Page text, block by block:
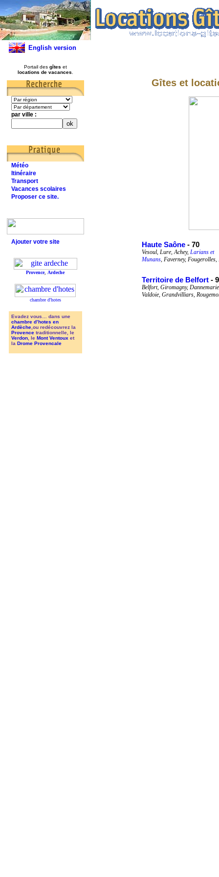
English version
Portail des gîtes et
locations de vacances
par ville :
Météo
Itinéraire
Transport
Vacances scolaires
Proposer ce site.
Ajouter votre site
Provence, Ardeche
chambre d'hotes
Evadez vous… dans une
chambre d’hotes en
Ardèche,ou redécouvrez la
Provencetraditionnelle, le
Verdon, le Mont Ventoux et
la Drome Provencale
Gîtes et
Haute Saône - 70
Vesoul, Lure, Achey, Larians et
Munans, Faverney, Fougerolles,
Territoire de Belfort -
Belfort, Giromagny,
Valdoie, Grandvilliars,